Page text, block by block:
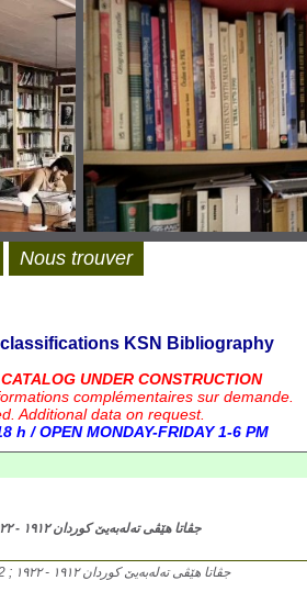
KSN Bibliography
UNDER CONSTRUCTION
complémentaires sur demande.
Additional data on request.
h / OPEN MONDAY-FRIDAY 1-6 PM
Civata Hêvî telebeyê Kurdan 1912 - 1922 ; جڤاتا هێڤی تەلەبەیێ کوردان ١٩١٢ - ١٩٢٢
Civata Hêvî telebeyê Kurdan 1912 - 1922 ; جڤاتا هێڤی تەلەبەیێ کوردان ١٩١٢ - ١٩٢٢
Nous trouver